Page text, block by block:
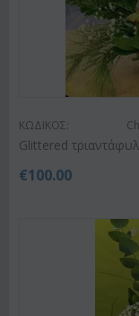
ΚΩΔΙΚΟΣ:
Glittered
€100.00